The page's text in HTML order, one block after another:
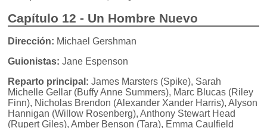
Capítulo 12 - Un Hombre Nuevo
Dirección: Michael Gershman
Guionistas: Jane Espenson
Reparto principal: James Marsters (Spike), Sarah
Michelle Gellar (Buffy Anne Summers), Marc Blucas (Riley
Finn), Nicholas Brendon (Alexander Xander Harris), Alyson
Hannigan (Willow Rosenberg), Anthony Stewart Head
(Rupert Giles), Amber Benson (Tara), Emma Caulfield